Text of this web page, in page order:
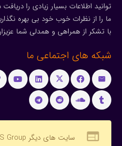
توانید اطلاعات بسیار زیادی را دریافت
ما را از نظرات خوب خود بی بهره
با تشکر از همراهی و همدلی شما
شبکه های اجتماعی ما
web سایت های دیگر CIS Group